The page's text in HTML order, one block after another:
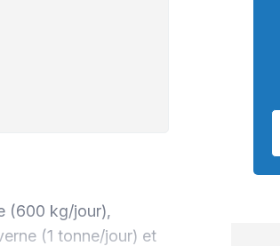
(600 kg/jour),
(1 tonne/jour) et